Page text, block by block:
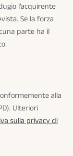
l’acquirente
Se la forza
parte ha il
alla
Ulteriori
sulla privacy di